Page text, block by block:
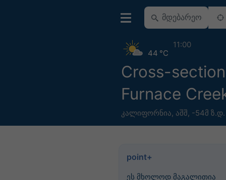
Cross-section
Furnace
კალიფორნია, აშშ, -54მ ზ.დ.
44 °C
11:00
point+
ეს მხოლოდ მაგალითია